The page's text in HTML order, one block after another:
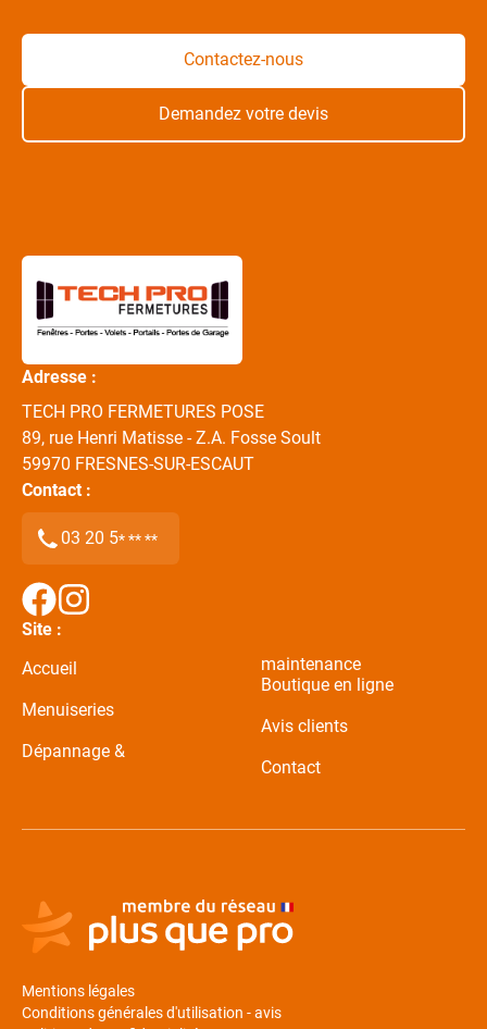
Contactez-nous
Demandez votre devis
Adresse :
TECH PRO FERMETURES POSE
89, rue Henri Matisse - Z.A. Fosse Soult
59970 FRESNES-SUR-ESCAUT
Contact :
03 20 5* ** **
Site :
Accueil
Menuiseries
Dépannage &
maintenance
Boutique en ligne
Avis clients
Contact
Mentions légales
Conditions générales d'utilisation - avis